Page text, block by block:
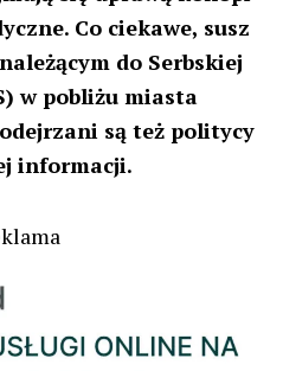
zatrzymany za 800 kg
znacznie więcej THC niż 0,2%
oznacza dla pacjentów
Pen z ekstraktem 80% THC –